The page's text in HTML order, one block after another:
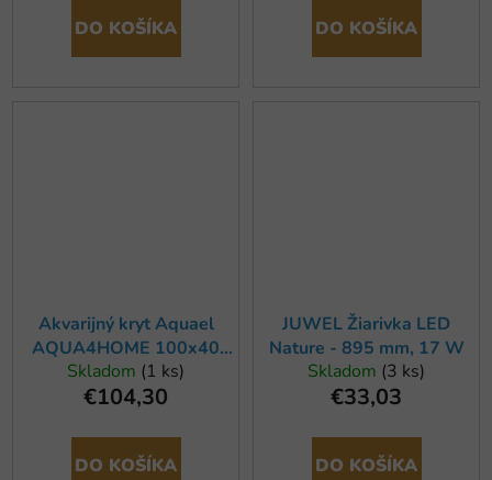
DO KOŠÍKA DO KOŠÍKA
Akvarijný kryt Aquael
AQUA4HOME 100x40
cm D&N, čierny
Skladom (1 ks)
€104,30
DO KOŠÍKA
JUWEL Žiarivka LED
Nature - 895 mm, 17 W
Skladom (3 ks)
€33,03
DO KOŠÍKA